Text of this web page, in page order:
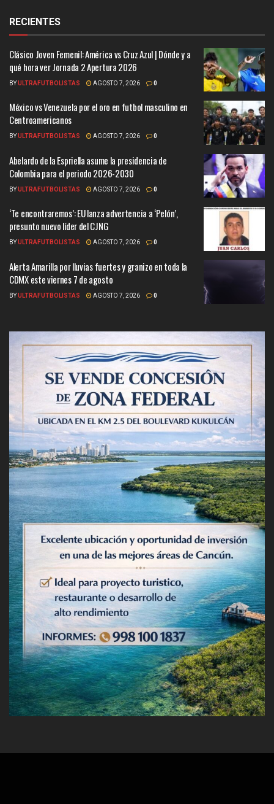
RECIENTES
Clásico Joven Femenil: América vs Cruz Azul | Dónde y a
qué hora ver Jornada 2 Apertura 2026
BYULTRAFUTBOLISTAS AGOSTO 7, 2026 0
México vs Venezuela por el oro en futbol masculino en
Centroamericanos
BYULTRAFUTBOLISTAS AGOSTO 7, 2026 0
Abelardo de la Espriella asume la presidencia de
Colombia para el periodo 2026-2030
BYULTRAFUTBOLISTAS AGOSTO 7, 2026 0
‘Te encontraremos’: EU lanza advertencia a ‘Pelón’,
presunto nuevo líder del CJNG
BYULTRAFUTBOLISTAS AGOSTO 7, 2026 0
Alerta Amarilla por lluvias fuertes y granizo en toda la
CDMX este viernes 7 de agosto
BYULTRAFUTBOLISTAS AGOSTO 7, 2026 0